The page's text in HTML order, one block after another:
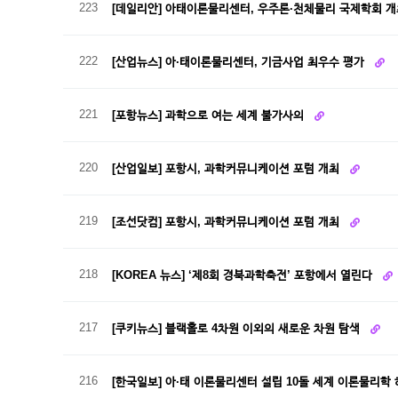
223 [데일리안] 아태이론물리센터, 우주론·천체물리 국제학회 개
222 [산업뉴스] 아·태이론물리센터, 기금사업 최우수 평가
221 [포항뉴스] 과학으로 여는 세계 불가사의
220 [산업일보] 포항시, 과학커뮤니케이션 포럼 개최
219 [조선닷컴] 포항시, 과학커뮤니케이션 포럼 개최
218 [KOREA 뉴스] ‘제8회 경북과학축전’ 포항에서 열린다
217 [쿠키뉴스] 블랙홀로 4차원 이외의 새로운 차원 탐색
216 [한국일보] 아·태 이론물리센터 설립 10돌 세계 이론물리학